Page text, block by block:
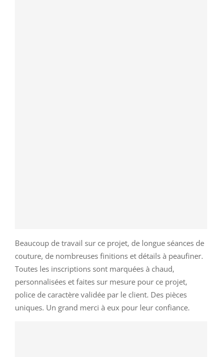
Beaucoup de travail sur ce projet, de longue séances de
couture, de nombreuses finitions et détails à peaufiner.
Toutes les inscriptions sont marquées à chaud,
personnalisées et faites sur mesure pour ce projet,
police de caractère validée par le client. Des pièces
uniques. Un grand merci à eux pour leur confiance.